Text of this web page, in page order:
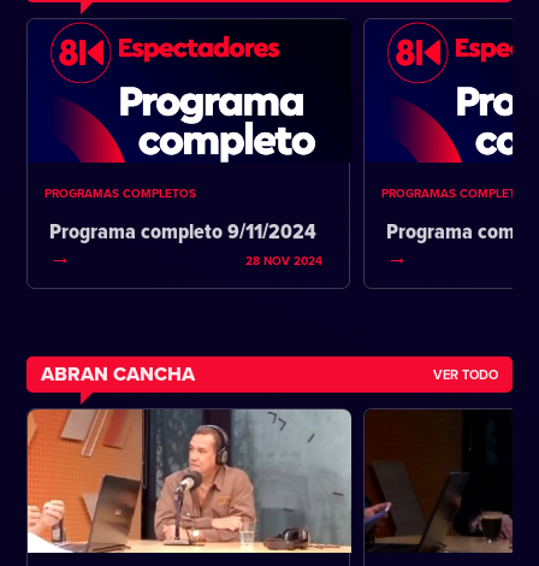
PROGRAMAS COMPLETOS
Programa completo 9/11/2024
28 NOV 2024
PROGRAMAS COMPLETOS
Programa
ABRAN CANCHA VER TODO